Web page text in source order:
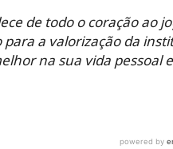
de todo o coração ao
a valorização da
na sua vida pessoal e